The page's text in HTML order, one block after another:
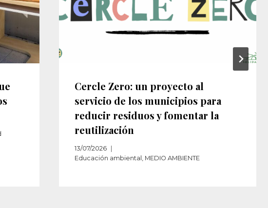
Cercle Zero: un proyecto al
servicio de los municipios para
reducir residuos y fomentar la
reutilización
13/07/2026
Educación ambiental MEDIO AMBIENTE